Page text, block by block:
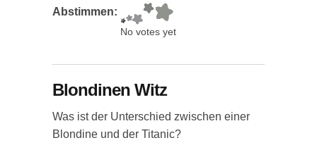
Abstimmen:
No votes yet
Blondinen Witz
Was ist der Unterschied zwischen einer
Blondine und der Titanic?